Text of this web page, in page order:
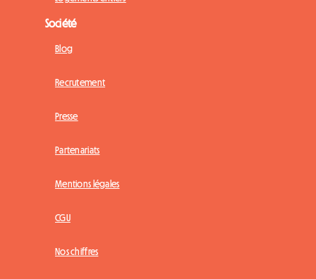
Société
Blog
Recrutement
Presse
Partenariats
Mentions légales
CGU
Nos chiffres